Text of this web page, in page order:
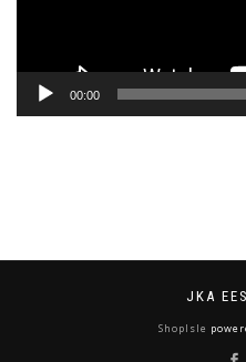
00:00
JKA
ShopIsle